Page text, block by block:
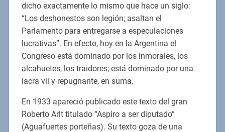
dicho exactamente lo mismo que hace un siglo:
“Los deshonestos son legión; asaltan el
Parlamento para entregarse a especulaciones
lucrativas”. En efecto, hoy en la Argentina el
Congreso está dominado por los inmorales, los
alcahuetes, los traidores; está dominado por una
lacra vil y repugnante, en suma.
En 1933 apareció publicado este texto del gran
Roberto Arlt titulado “Aspiro a ser diputado”
(Aguafuertes porteñas). Su texto goza de una